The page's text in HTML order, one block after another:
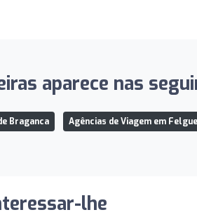
aparece nas
Braganca Agências de Viagem em
lhe